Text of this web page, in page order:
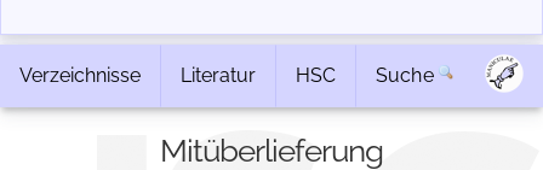
Verzeichnisse Literatur HSC Suche
Mitüberlieferung